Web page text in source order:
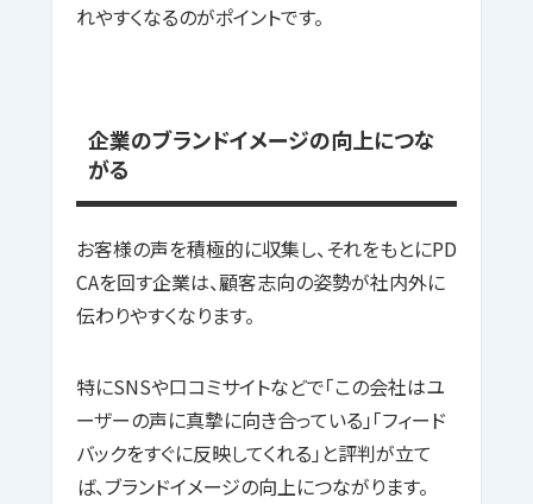
れやすくなるのがポイントです。
企業のブランドイメージの向上につな
がる
お客様の声を積極的に収集し、それをもとにPD
CAを回す企業は、顧客志向の姿勢が社内外に
伝わりやすくなります。
特にSNSや口コミサイトなどで「この会社はユ
ーザーの声に真摯に向き合っている」「フィード
バックをすぐに反映してくれる」と評判が立て
ば、ブランドイメージの向上につながります。